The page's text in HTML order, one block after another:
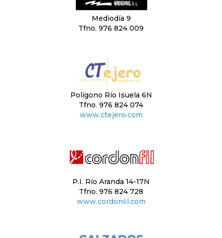
Mediodía 9
Tfno. 976 824 009
Polígono Río Isuela 6N
Tfno. 976 824 074
www.ctejero.com
P.I. Río Aranda 14-17N
Tfno. 976 824 728
www.cordonﬁl.com